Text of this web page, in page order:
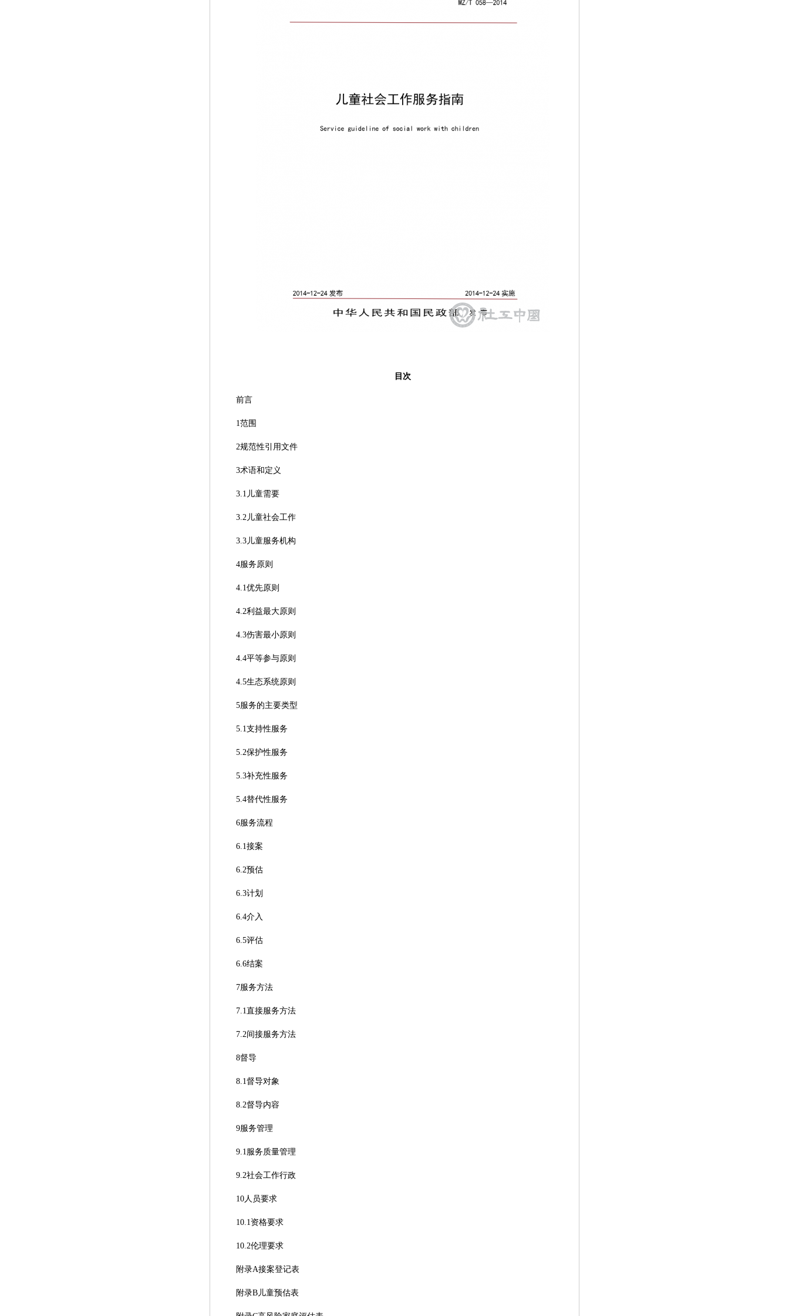
目次
前言
1范围
2规范性引用文件
3术语和定义
3.1儿童需要
3.2儿童社会工作
3.3儿童服务机构
4服务原则
4.1优先原则
4.2利益最大原则
4.3伤害最小原则
4.4平等参与原则
4.5生态系统原则
5服务的主要类型
5.1支持性服务
5.2保护性服务
5.3补充性服务
5.4替代性服务
6服务流程
6.1接案
6.2预估
6.3计划
6.4介入
6.5评估
6.6结案
7服务方法
7.1直接服务方法
7.2间接服务方法
8督导
8.1督导对象
8.2督导内容
9服务管理
9.1服务质量管理
9.2社会工作行政
10人员要求
10.1资格要求
10.2伦理要求
附录A接案登记表
附录B儿童预估表